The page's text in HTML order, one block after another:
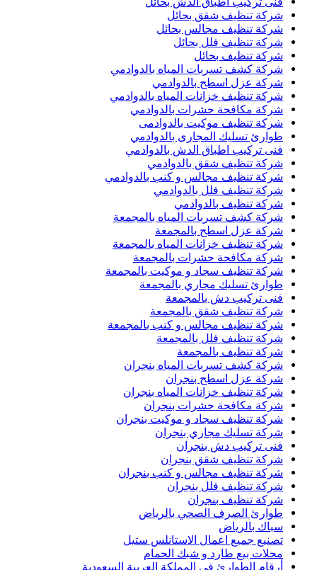
شركة تنظيف شقق بحائل
شركة تنظيف مجالس بحائل
شركة تنظيف فلل بحائل
شركة تنظيف بحائل
شركة كشف تسربات المياه بالدوادمي
شركة عزل اسطح بالدوادمي
شركة تنظيف خزانات المياه بالدوادمي
شركة مكافحة حشرات بالدوادمي
شركة تنظيف موكيت بالدوادمى
طوارئ تسليك المجارى بالدوادمي
فنى تركيب اطباق الدش بالدوادمي
شركة تنظيف شقق بالدوادمي
شركة تنظيف مجالس و كنب بالدوادمي
شركة تنظيف فلل بالدوادمي
شركة تنظيف بالدوادمي
شركة كشف تسربات المياه بالمجمعة
شركة عزل اسطح بالمجمعة
شركة تنظيف خزانات المياه بالمجمعة
شركة مكافحة حشرات بالمجمعة
شركة تنظيف سجاد و موكيت بالمجمعة
طوارئ تسليك مجاري بالمجمعة
فنى تركيب دش بالمجمعة
شركة تنظيف شقق بالمجمعة
شركة تنظيف مجالس و كنب بالمجمعة
شركة تنظيف فلل بالمجمعة
شركة تنظيف بالمجمعة
شركة كشف تسربات المياه بنجران
شركة عزل اسطح بنجران
شركة تنظيف خزانات المياه بنجران
شركة مكافحة حشرات بنجران
شركة تنظيف سجاد و موكيت بنجران
شركة تسليك مجاري بنجران
فنى تركيب دش بنجران
شركة تنظيف شقق بنجران
شركة تنظيف مجالس و كنب بنجران
شركة تنظيف فلل بنجران
شركة تنظيف بنجران
طوارئ الصرف الصحي بالرياض
سباك بالرياض
تصنيع جميع اعمال الاستانلس ستيل
محلات بيع طارد و شبك الحمام
أرقام الطوارئ فى المملكة العربية السعودية